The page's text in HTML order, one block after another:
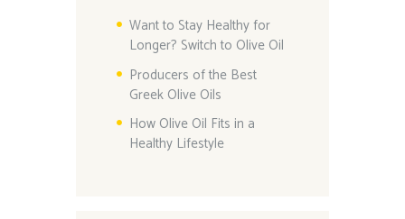
Want to Stay Healthy for
Longer? Switch to Olive Oil
Producers of the Best
Greek Olive Oils
How Olive Oil Fits in a
Healthy Lifestyle